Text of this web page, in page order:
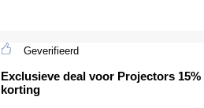
Geverifieerd
Exclusieve deal voor Projectors 15%
korting